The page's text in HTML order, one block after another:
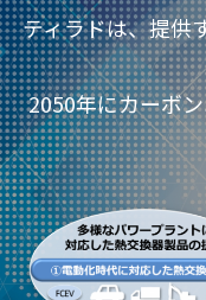
ティラドは、提供
2050年にカーボ